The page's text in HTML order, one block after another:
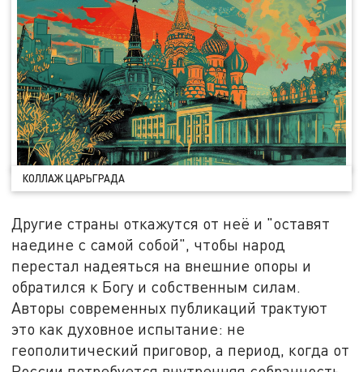
КОЛЛАЖ ЦАРЬГРАДА
Другие страны откажутся от неё и "оставят
наедине с самой собой", чтобы народ
перестал надеяться на внешние опоры и
обратился к Богу и собственным силам.
Авторы современных публикаций трактуют
это как духовное испытание: не
геополитический приговор, а период, когда от